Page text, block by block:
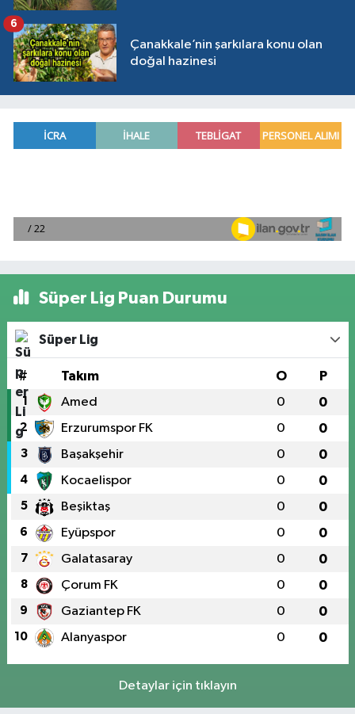
Çanakkale’nin şarkılara konu olan
doğal hazinesi
6
Süper Lig Puan Durumu
Süper Lig
# Takım O P
1 Amed 0 0
2 Erzurumspor FK 0 0
3 Başakşehir 0 0
4 Kocaelispor 0 0
5 Beşiktaş 0 0
6 Eyüpspor 0 0
7 Galatasaray 0 0
8 Çorum FK 0 0
9 Gaziantep FK 0 0
10 Alanyaspor 0 0
Detaylar için tıklayın